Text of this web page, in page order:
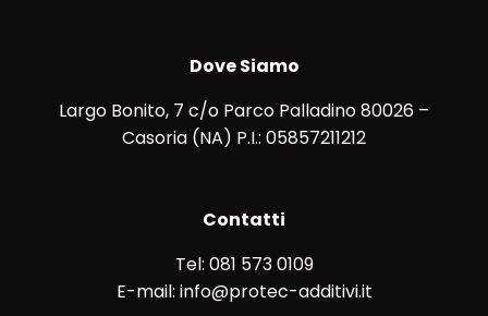
Dove Siamo
Largo Bonito, 7 c/o Parco Palladino 80026 –
Casoria (NA) P.I.: 05857211212
Contatti
Tel: 081 573 0109
E-mail: info@protec-additivi.it